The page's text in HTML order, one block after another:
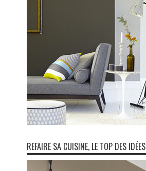
REFAIRE SA CUISINE, LE TOP DES IDÉES